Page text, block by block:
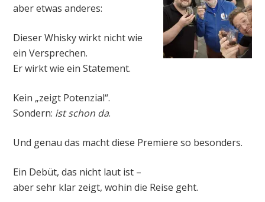
aber etwas anderes:
Dieser Whisky wirkt nicht wie
ein Versprechen.
Er wirkt wie ein Statement.
Kein „zeigt Potenzial“.
Sondern: ist schon da.
Und genau das macht diese Premiere so besonders.
Ein Debüt, das nicht laut ist –
aber sehr klar zeigt, wohin die Reise geht.